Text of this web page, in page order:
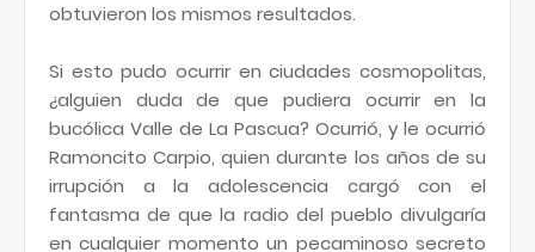
obtuvieron los mismos resultados.
Si esto pudo ocurrir en ciudades cosmopolitas,
¿alguien duda de que pudiera ocurrir en la
bucólica Valle de La Pascua? Ocurrió, y le ocurrió
Ramoncito Carpio, quien durante los años de su
irrupción a la adolescencia cargó con el
fantasma de que la radio del pueblo divulgaría
en cualquier momento un pecaminoso secreto